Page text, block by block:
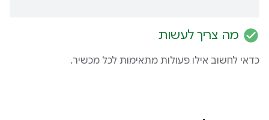
check_circle מה צריך לעשות
כדאי לחשוב אילו פעולות מתאימות לכל מכשיר.